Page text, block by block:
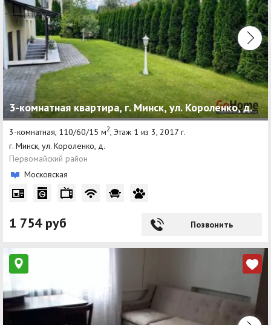
3-комнатная квартира, г. Минск, ул. Короленко, д.
3-комнатная, 110/60/15 м2 , Этаж 1 из 3, 2017 г.
г. Минск, ул. Короленко, д.
Первомайский район
Московская
1 754 руб Позвонить